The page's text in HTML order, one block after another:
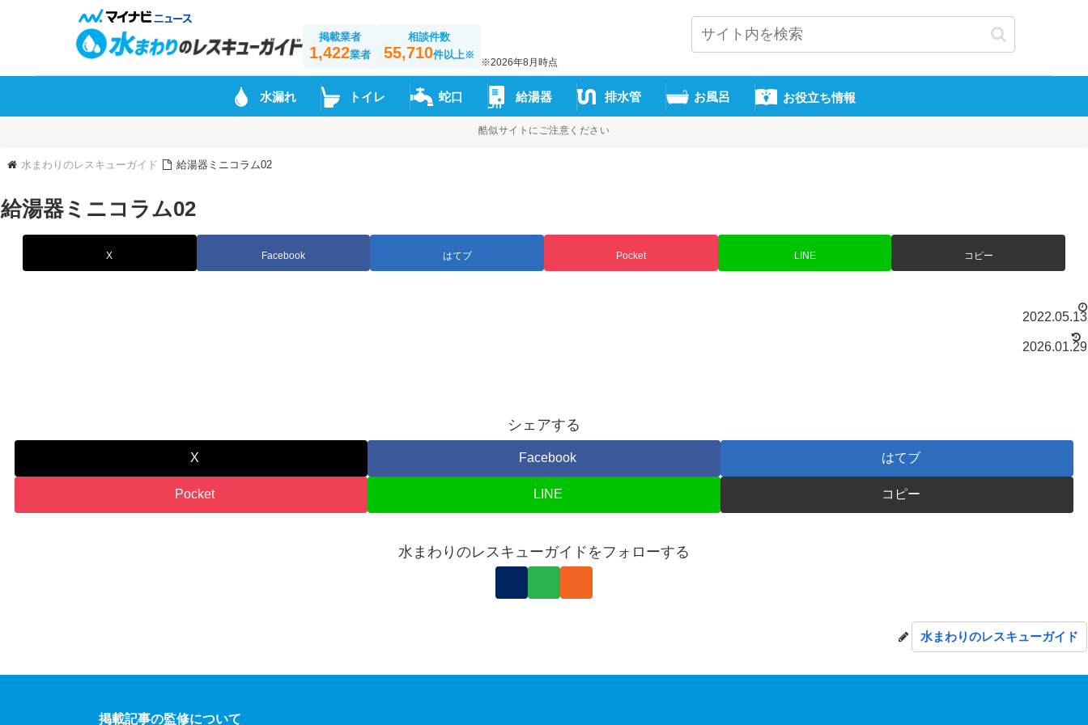
掲載業者
1,422業者
相談件数
55,710件以上※
※2026年8月時点
水漏れ トイレ 蛇口 給湯器 排水管 お風呂 お役立ち情報
酷似サイトにご注意ください
水まわりのレスキューガイド 給湯器ミニコラム02
給湯器ミニコラム02
X Facebook はてブ Pocket LINE コピー
2022.05.13
2026.01.29
シェアする
X Facebook はてブ
Pocket LINE コピー
水まわりのレスキューガイドをフォローする
水まわりのレスキューガイド
掲載記事の監修について